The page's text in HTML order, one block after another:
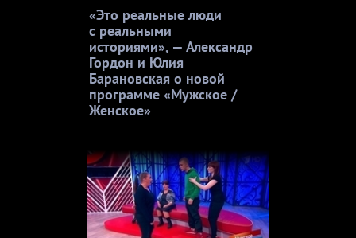
«Это реальные люди
с реальными
историями», — Александр
Гордон и Юлия
Барановская о новой
программе «Мужское /
Женское»